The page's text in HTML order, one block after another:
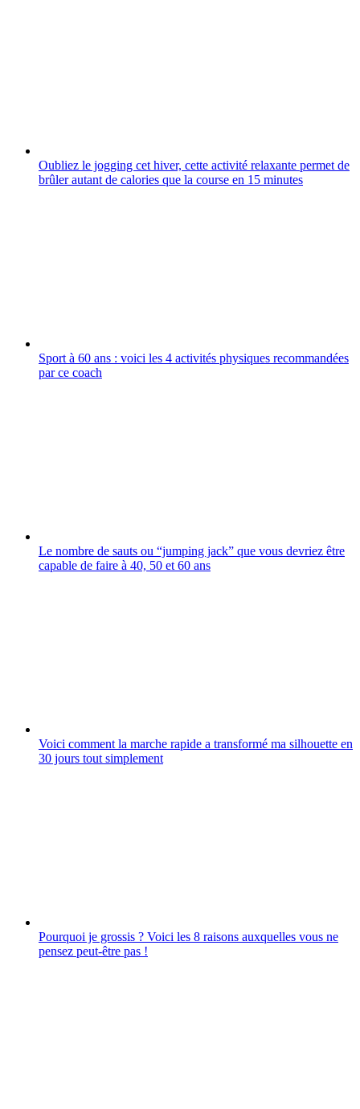
Oubliez le jogging cet hiver, cette activité relaxante permet de
brûler autant de calories que la course en 15 minutes
Sport à 60 ans : voici les 4 activités physiques recommandées
par ce coach
Le nombre de sauts ou “jumping jack” que vous devriez être
capable de faire à 40, 50 et 60 ans
Voici comment la marche rapide a transformé ma silhouette en
30 jours tout simplement
Pourquoi je grossis ? Voici les 8 raisons auxquelles vous ne
pensez peut-être pas !